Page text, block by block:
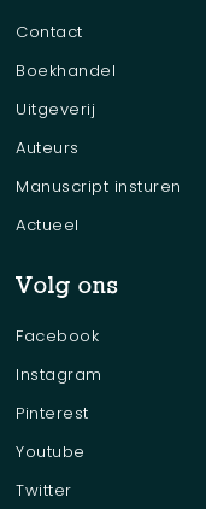
Contact
Boekhandel
Uitgeverij
Auteurs
Manuscript insturen
Actueel
Volg ons
Facebook
Instagram
Pinterest
Youtube
Twitter